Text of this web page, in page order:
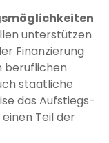
unterstützen
Finanzierung
beruflichen
staatliche
das Aufstiegs-
Teil der